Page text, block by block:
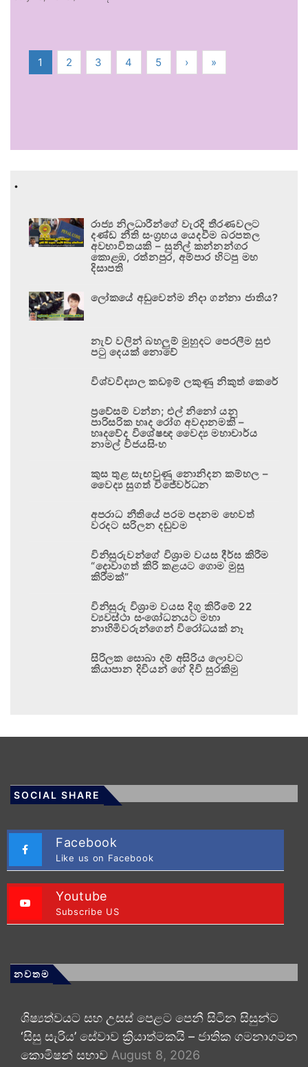
1 2 3 4 5 › »
.
රාජ්‍ය නිලධාරීන්ගේ වැරදි තීරණවලට
දණ්ඩ නීති සංග්‍රහය යෙදවීම බරපතල
අවභාවිතයකි – සුනිල් කන්නන්ගර
කොළඹ, රත්නපුර, අම්පාර හිටපු මහ
දිසාපති
ලෝකයේ අඩුවෙන්ම නිදා ගන්නා ජාතිය?
නැව් වලින් බහලුම් මුහුදට පෙරලීම සුළු
පටු දෙයක් නොවේ
විශ්වවිද්‍යාල කඩඉම් ලකුණු නිකුත් කෙරේ
ප්‍රවේසම් වන්න; එල් නිනෝ යනු
පාරිසරික හෘද රෝග අවදානමකි –
හෘදවේද විශේෂඥ වෛද්‍ය මහාචාර්ය
නාමල් විජයසිංහ
කුස තුළ සැඟවුණු නොනිදන කම්හල –
වෛද්‍ය සුගත් විජේවර්ධන
අපරාධ නීතියේ පරම පදනම හෙවත්
වරදට සරිලන දඬුවම
විනිසුරුවන්ගේ විශ්‍රාම වයස දීර්ඝ කිරීම
“දොවාගත් කිරි කළයට ගොම මුසු
කිරීමක්”
විනිසුරු විශ්‍රාම වයස දිගු කිරීමේ 22
ව්‍යවස්ථා සංශෝධනයට මහා
නාහිමිවරුන්ගෙන් විරෝධයක් නෑ
සිරිලක සොබා දම් අසිරිය ලොවට
කියාපාන දිවියන් ගේ දිවි සුරකිමු
SOCIAL SHARE
Facebook
Like us on Facebook
Youtube
Subscribe US
නවතම
ශිෂ්‍යත්වයට සහ උසස් පෙළට පෙනී සිටින සිසුන්ට
‘සිසු සැරිය’ සේවාව ක්‍රියාත්මකයි – ජාතික ගමනාගමන
කොමිෂන් සභාව August 8, 2026